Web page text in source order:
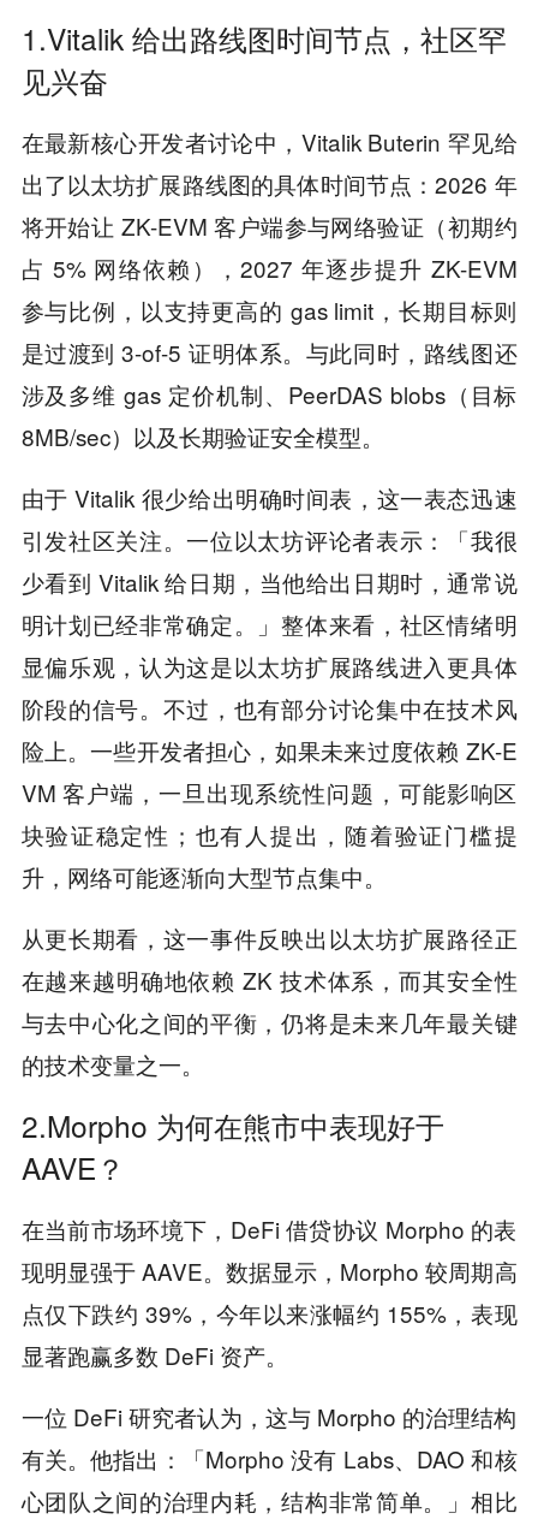
1.Vitalik 给出路线图时间节点，社区罕
见兴奋
在最新核心开发者讨论中，Vitalik Buterin 罕见给
出了以太坊扩展路线图的具体时间节点：2026 年
将开始让 ZK-EVM 客户端参与网络验证（初期约
占 5% 网络依赖），2027 年逐步提升 ZK-EVM
参与比例，以支持更高的 gas limit，长期目标则
是过渡到 3-of-5 证明体系。与此同时，路线图还
涉及多维 gas 定价机制、PeerDAS blobs（目标
8MB/sec）以及长期验证安全模型。
由于 Vitalik 很少给出明确时间表，这一表态迅速
引发社区关注。一位以太坊评论者表示：「我很
少看到 Vitalik 给日期，当他给出日期时，通常说
明计划已经非常确定。」整体来看，社区情绪明
显偏乐观，认为这是以太坊扩展路线进入更具体
阶段的信号。不过，也有部分讨论集中在技术风
险上。一些开发者担心，如果未来过度依赖 ZK-E
VM 客户端，一旦出现系统性问题，可能影响区
块验证稳定性；也有人提出，随着验证门槛提
升，网络可能逐渐向大型节点集中。
从更长期看，这一事件反映出以太坊扩展路径正
在越来越明确地依赖 ZK 技术体系，而其安全性
与去中心化之间的平衡，仍将是未来几年最关键
的技术变量之一。
2.Morpho 为何在熊市中表现好于
AAVE？
在当前市场环境下，DeFi 借贷协议 Morpho 的表
现明显强于 AAVE。数据显示，Morpho 较周期高
点仅下跌约 39%，今年以来涨幅约 155%，表现
显著跑赢多数 DeFi 资产。
一位 DeFi 研究者认为，这与 Morpho 的治理结构
有关。他指出：「Morpho 没有 Labs、DAO 和核
心团队之间的治理内耗，结构非常简单。」相比